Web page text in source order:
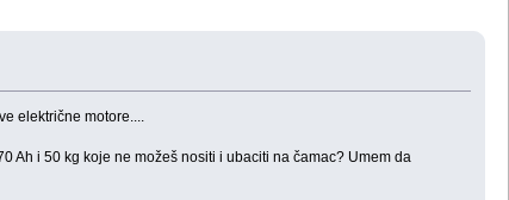
električne motore....
Ah i 50 kg koje ne možeš nositi i ubaciti na čamac? Umem da